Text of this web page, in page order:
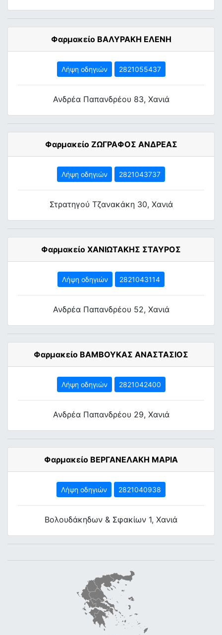
Φαρμακείο ΒΑΛΥΡΑΚΗ ΕΛΕΝΗ
Λήψη οδηγιών 2821055437
Ανδρέα Παπανδρέου 83, Χανιά
Φαρμακείο ΖΩΓΡΑΦΟΣ ΑΝΔΡΕΑΣ
Λήψη οδηγιών 2821043737
Στρατηγού Τζανακάκη 30, Χανιά
Φαρμακείο ΧΑΝΙΩΤΑΚΗΣ ΣΤΑΥΡΟΣ
Λήψη οδηγιών 2821043114
Ανδρέα Παπανδρέου 52, Χανιά
Φαρμακείο ΒΑΜΒΟΥΚΑΣ ΑΝΑΣΤΑΣΙΟΣ
Λήψη οδηγιών 2821042400
Ανδρέα Παπανδρέου 29, Χανιά
Φαρμακείο ΒΕΡΓΑΝΕΛΑΚΗ ΜΑΡΙΑ
Λήψη οδηγιών 2821040938
Βολουδάκηδων & Σφακίων 1, Χανιά